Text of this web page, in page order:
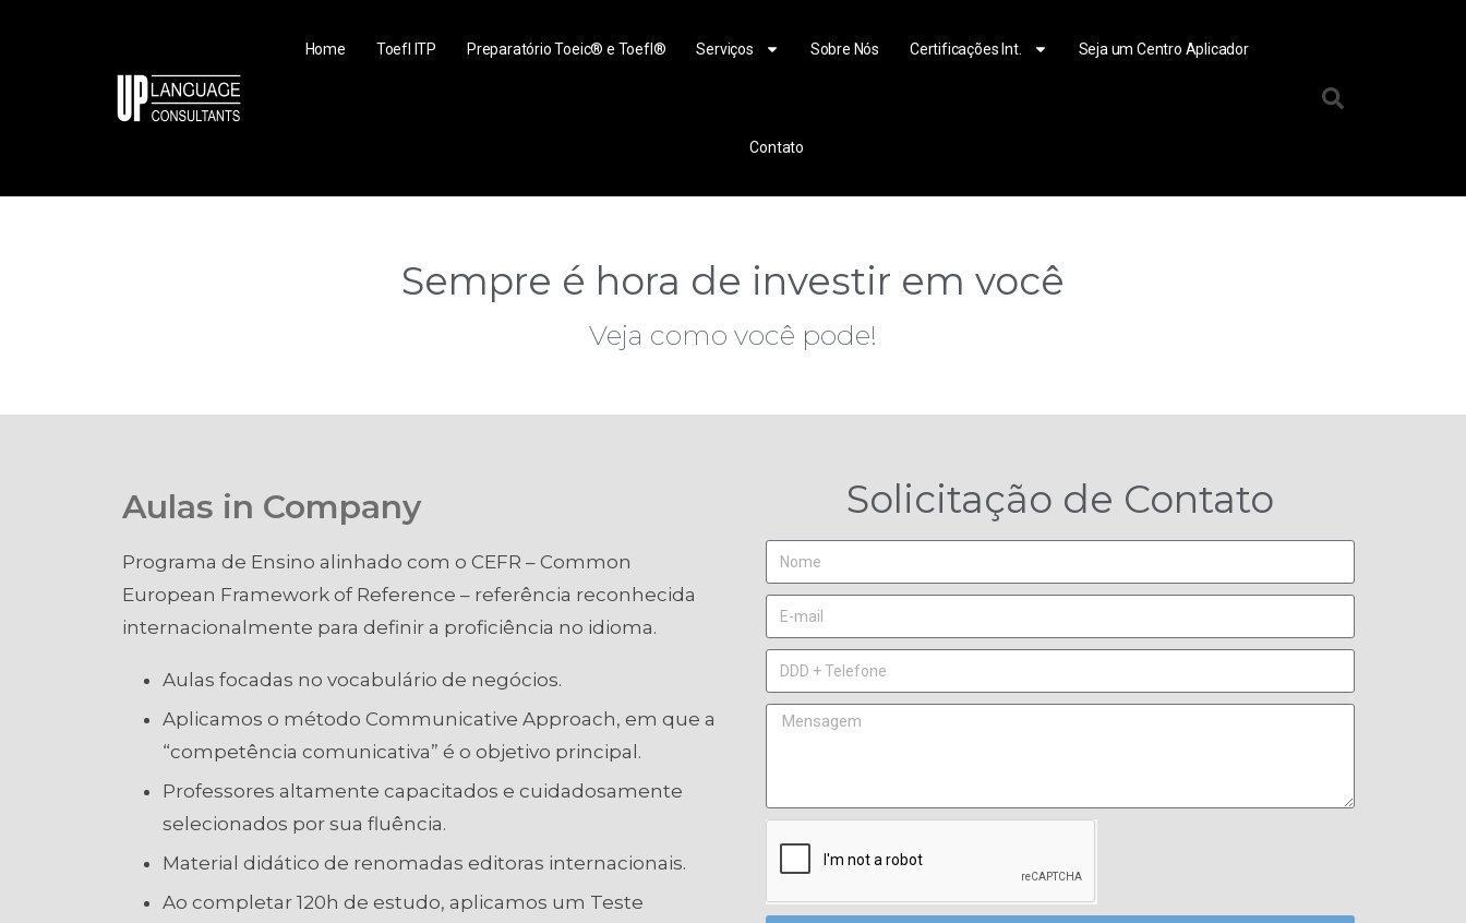
Home Toefl ITP Preparatório Toeic® e Toefl® Serviços Sobre Nós Certificações Int. Seja um Centro Aplicador
Contato
Sempre é hora de investir em você
Veja como você pode!
Aulas in Company
Programa de Ensino alinhado com o CEFR – Common
European Framework of Reference – referência reconhecida
internacionalmente para definir a proficiência no idioma.
Aulas focadas no vocabulário de negócios.
Aplicamos o método Communicative Approach, em que a
“competência comunicativa” é o objetivo principal.
Professores altamente capacitados e cuidadosamente
selecionados por sua fluência.
Material didático de renomadas editoras internacionais.
Ao completar 120h de estudo, aplicamos um Teste
Solicitação de Contato